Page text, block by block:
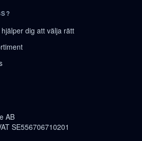
dig att välja rätt
AB
SE556706710201